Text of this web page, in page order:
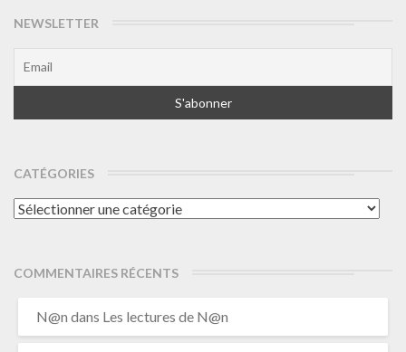
NEWSLETTER
CATÉGORIES
Catégories
COMMENTAIRES RÉCENTS
N@n dans Les lectures de N@n